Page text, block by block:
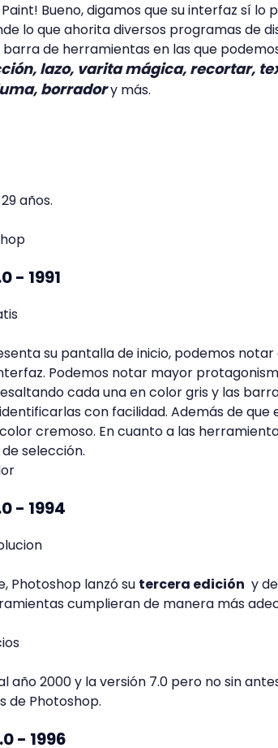
Paint! Bueno, digamos que su interfaz sí
lo que ahorita diversos programas de
de herramientas en las que
lazo, varita mágica, recortar,
borradory más.
años.
- 1991
su pantalla de inicio, podemos notar
Podemos notar mayor
cada una en color gris y las
con facilidad. Además de que
cremoso. En cuanto a las
selección.
- 1994
Photoshop lanzó su tercera edición y
cumplieran de manera más
año 2000 y la versión 7.0 pero no sin
de Photoshop.
- 1996